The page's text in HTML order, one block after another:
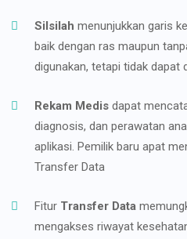
Silsilah menunjukkan garis
baik dengan ras maupun
digunakan, tetapi tidak dapat
Rekam Medis dapat
diagnosis, dan perawatan
aplikasi. Pemilik baru apat
Transfer Data
Fitur Transfer Data
mengakses riwayat